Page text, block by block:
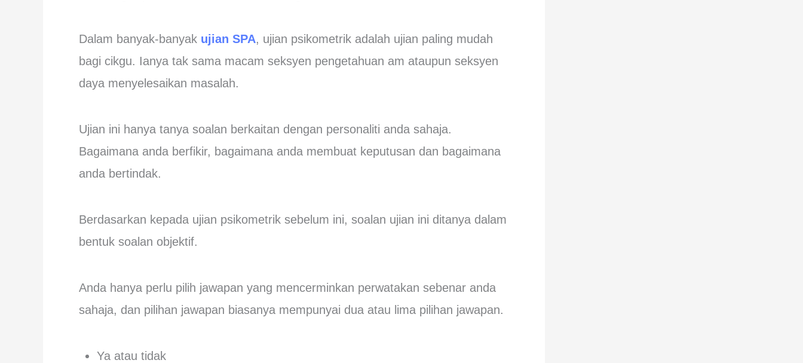
Dalam banyak-banyak ujian SPA, ujian psikometrik adalah ujian paling mudah
bagi cikgu. Ianya tak sama macam seksyen pengetahuan am ataupun seksyen
daya menyelesaikan masalah.
Ujian ini hanya tanya soalan berkaitan dengan personaliti anda sahaja.
Bagaimana anda berfikir, bagaimana anda membuat keputusan dan bagaimana
anda bertindak.
Berdasarkan kepada ujian psikometrik sebelum ini, soalan ujian ini ditanya dalam
bentuk soalan objektif.
Anda hanya perlu pilih jawapan yang mencerminkan perwatakan sebenar anda
sahaja, dan pilihan jawapan biasanya mempunyai dua atau lima pilihan jawapan.
Ya atau tidak